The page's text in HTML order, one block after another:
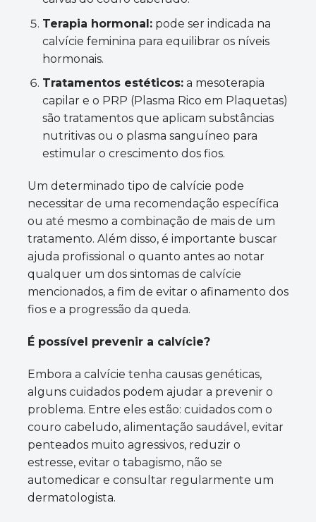
Terapia hormonal:pode ser indicada na
calvície feminina para equilibrar os níveis
hormonais.
Tratamentos estéticos:a mesoterapia
capilar e o PRP (Plasma Rico em Plaquetas)
são tratamentos que aplicam substâncias
nutritivas ou o plasma sanguíneo para
estimular o crescimento dos fios.
Um determinado tipo de calvície pode
necessitar de uma recomendação específica
ou até mesmo a combinação de mais de um
tratamento. Além disso, é importante buscar
ajuda profissional o quanto antes ao notar
qualquer um dos sintomas de calvície
mencionados, a fim de evitar o afinamento dos
fios e a progressão da queda.
É possível prevenir a calvície?
Embora a calvície tenha causas genéticas,
alguns cuidados podem ajudar a prevenir o
problema. Entre eles estão: cuidados com o
couro cabeludo, alimentação saudável, evitar
penteados muito agressivos, reduzir o
estresse, evitar o tabagismo, não se
automedicar e consultar regularmente um
dermatologista.